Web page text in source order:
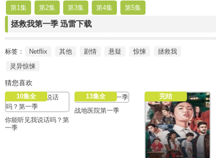
第1集 第2集 第3集 第4集 第5集
拯救我第一季 迅雷下载
标签： Netflix 其他 剧情 悬疑 惊悚
拯救我
灵异惊悚
猜您喜欢
10集全
你能听见我说话吗？第
一季
13集全
战地医院第一季
完结